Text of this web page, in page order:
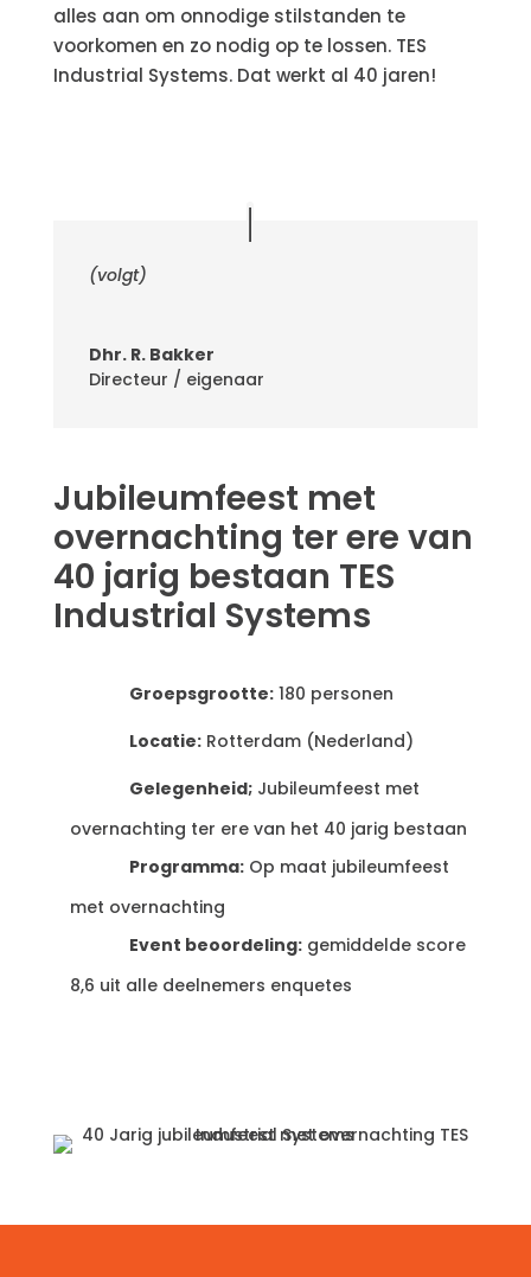
alles aan om onnodige stilstanden te
voorkomen en zo nodig op te lossen. TES
Industrial Systems. Dat werkt al 40 jaren!
(volgt)
Dhr. R. Bakker
Directeur / eigenaar
Jubileumfeest met
overnachting ter ere van
40 jarig bestaan TES
Industrial Systems
Groepsgrootte:180 personen
Locatie: Rotterdam(Nederland)
Gelegenheid; Jubileumfeest met
overnachting ter ere van het 40 jarig bestaan
Programma:Op maat jubileumfeest
met overnachting
Event beoordeling:gemiddelde score
8,6 uit alle deelnemers enquetes